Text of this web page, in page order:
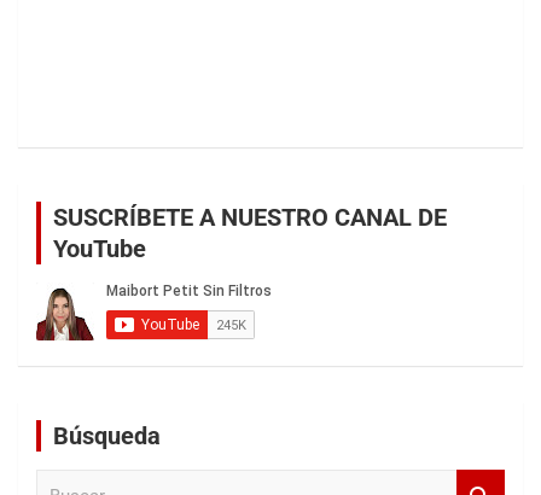
SUSCRÍBETE A NUESTRO CANAL DE
YouTube
Búsqueda